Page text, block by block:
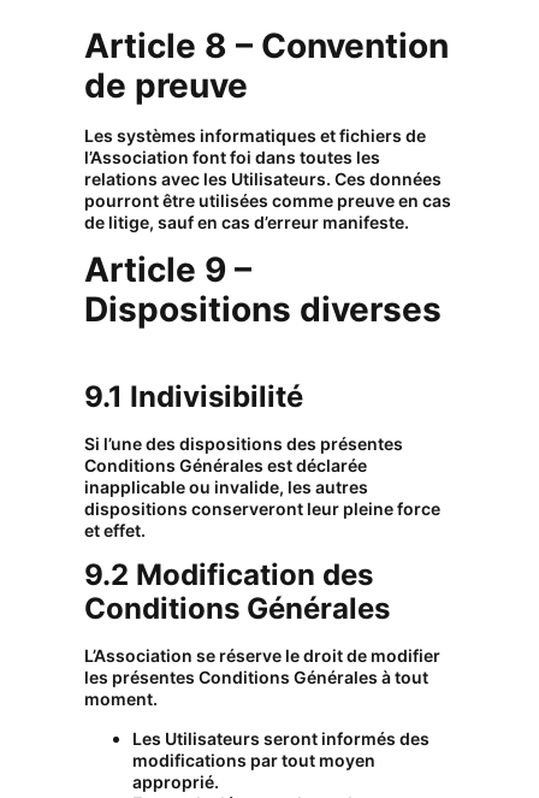
Article 8 – Convention
de preuve
Les systèmes informatiques et fichiers de
l’Association font foi dans toutes les
relations avec les Utilisateurs. Ces données
pourront être utilisées comme preuve en cas
de litige, sauf en cas d’erreur manifeste.
Article 9 –
Dispositions diverses
9.1 Indivisibilité
Si l’une des dispositions des présentes
Conditions Générales est déclarée
inapplicable ou invalide, les autres
dispositions conserveront leur pleine force
et effet.
9.2 Modification des
Conditions Générales
L’Association se réserve le droit de modifier
les présentes Conditions Générales à tout
moment.
Les Utilisateurs seront informés des
modifications par tout moyen
approprié.